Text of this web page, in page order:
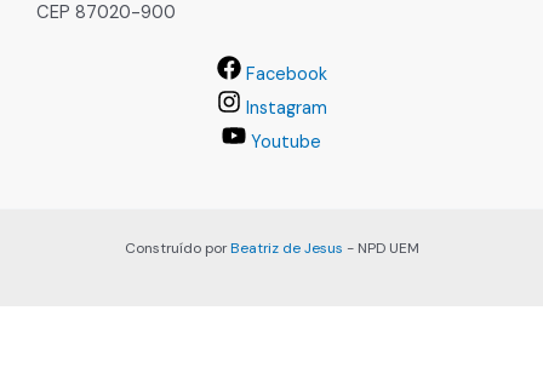
CEP 87020-900
Facebook
Instagram
Youtube
Construído porBeatriz de Jesus - NPD UEM